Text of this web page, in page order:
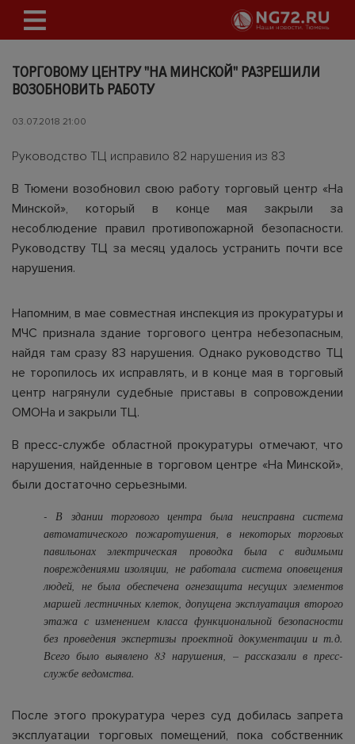
ТОРГОВОМУ ЦЕНТРУ "НА МИНСКОЙ" РАЗРЕШИЛИ
ВОЗОБНОВИТЬ РАБОТУ
03.07.2018 21:00
Руководство ТЦ исправило 82 нарушения из 83
В Тюмени возобновил свою работу торговый центр «На
Минской», который в конце мая закрыли за
несоблюдение правил противопожарной безопасности.
Руководству ТЦ за месяц удалось устранить почти все
нарушения.
Напомним, в мае совместная инспекция из прокуратуры и
МЧС признала здание торгового центра небезопасным,
найдя там сразу 83 нарушения. Однако руководство ТЦ
не торопилось их исправлять, и в конце мая в торговый
центр нагрянули судебные приставы в сопровождении
ОМОНа и закрыли ТЦ.
В пресс-службе областной прокуратуры отмечают, что
нарушения, найденные в торговом центре «На Минской»,
были достаточно серьезными.
-В здании торгового центра была неисправна система
автоматического пожаротушения, в некоторых торговых
павильонах электрическая проводка была с видимыми
повреждениями изоляции, не работала система оповещения
людей, не была обеспечена огнезащита несущих элементов
маршей лестничных клеток, допущена эксплуатация второго
этажа с изменением класса функциональной безопасности
без проведения экспертизы проектной документации и т.д.
Всего было выявлено 83 нарушения, – рассказали в пресс-
службе ведомства.
После этого прокуратура через суд добилась запрета
эксплуатации торговых помещений, пока собственник